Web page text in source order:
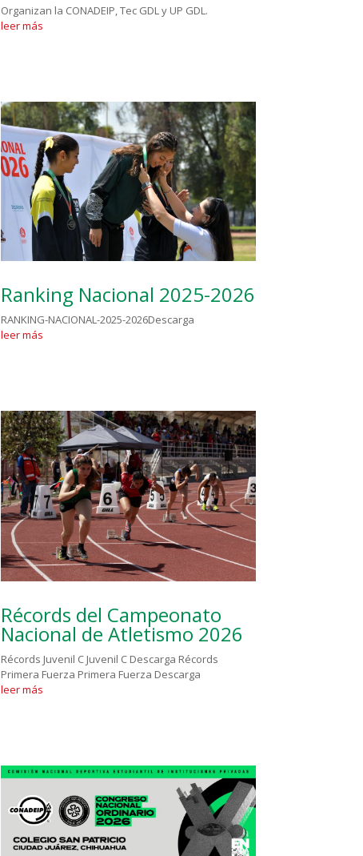
Organizan la CONADEIP, Tec GDL y UP GDL.
leer más
Ranking Nacional 2025-2026
RANKING-NACIONAL-2025-2026Descarga
leer más
Récords del Campeonato
Nacional de Atletismo 2026
Récords Juvenil C Juvenil C Descarga Récords
Primera Fuerza Primera Fuerza Descarga
leer más